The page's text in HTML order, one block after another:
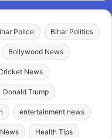
Police Bihar Politics
Bollywood News
News
Donald Trump
entertainment news
Health Tips